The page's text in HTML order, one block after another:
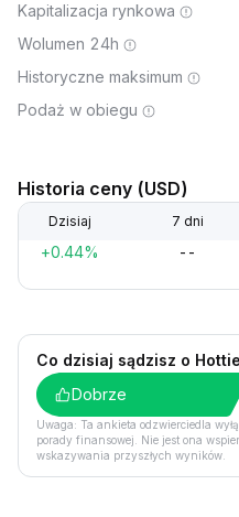
Kapitalizacja rynkowa
Wolumen 24h
Historyczne maksimum
Podaż w obiegu
Historia ceny (USD)
Dzisiaj 7 dni
+0.44% --
Co dzisiaj sądzisz o
Dobrze
Uwaga: Ta ankieta odzwierciedla
porady finansowej. Nie jest ona
wskazywania przyszłych wyników.